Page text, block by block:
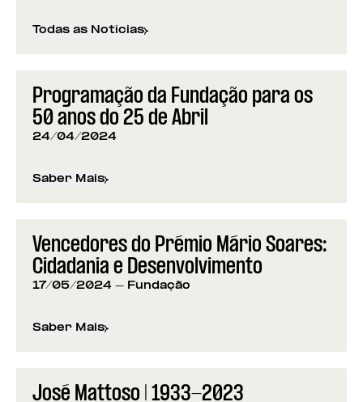
Todas as Notícias
Programação da Fundação para os
50 anos do 25 de Abril
24/04/2024
Saber Mais
sobre Programação da Fundação para os 50 anos
Vencedores do Prémio Mário Soares:
Cidadania e Desenvolvimento
17/05/2024 - Fundação
Saber Mais
sobre Vencedores do Prémio Mário Soares:
José Mattoso | 1933-2023